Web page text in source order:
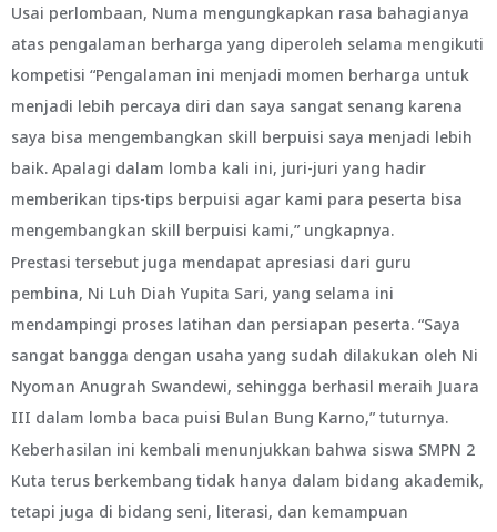
Usai perlombaan, Numa mengungkapkan rasa bahagianya
atas pengalaman berharga yang diperoleh selama mengikuti
kompetisi “Pengalaman ini menjadi momen berharga untuk
menjadi lebih percaya diri dan saya sangat senang karena
saya bisa mengembangkan skill berpuisi saya menjadi lebih
baik. Apalagi dalam lomba kali ini, juri-juri yang hadir
memberikan tips-tips berpuisi agar kami para peserta bisa
mengembangkan skill berpuisi kami,” ungkapnya.
Prestasi tersebut juga mendapat apresiasi dari guru
pembina, Ni Luh Diah Yupita Sari, yang selama ini
mendampingi proses latihan dan persiapan peserta. “Saya
sangat bangga dengan usaha yang sudah dilakukan oleh Ni
Nyoman Anugrah Swandewi, sehingga berhasil meraih Juara
III dalam lomba baca puisi Bulan Bung Karno,” tuturnya.
Keberhasilan ini kembali menunjukkan bahwa siswa SMPN 2
Kuta terus berkembang tidak hanya dalam bidang akademik,
tetapi juga di bidang seni, literasi, dan kemampuan